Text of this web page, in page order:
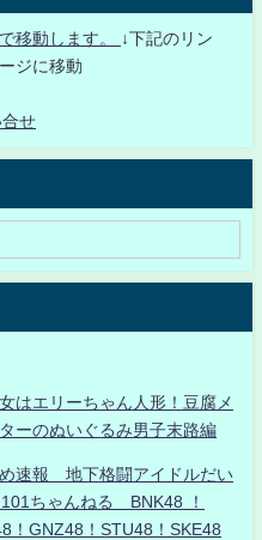
移動します。
↓下記のリン
ジに移動
せ
はエリーちゃん人形！豆腐メ
ーのぬいぐるみ男子末路編
速報 地下格闘アイドルだい
ちゃんねる BNK48 ！
！GNZ48！STU48！SKE48